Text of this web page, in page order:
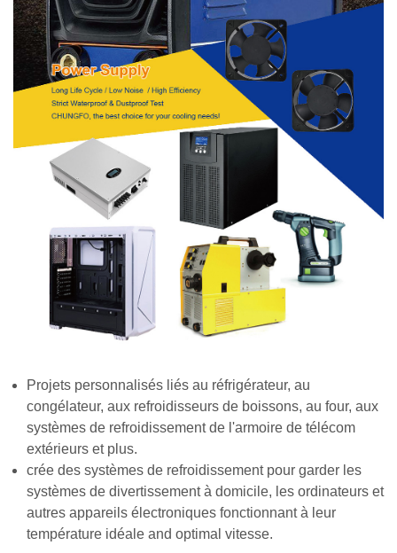
Projets personnalisés liés au réfrigérateur, au
congélateur, aux refroidisseurs de boissons, au four, aux
systèmes de refroidissement de l'armoire de télécom
extérieurs et plus.
crée des systèmes de refroidissement pour garder les
systèmes de divertissement à domicile, les ordinateurs et
autres appareils électroniques fonctionnant à leur
température idéale and optimal vitesse.